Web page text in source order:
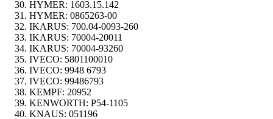
HYMER: 1603.15.142
HYMER: 0865263-00
IKARUS: 700.04-0093-260
IKARUS: 70004-20011
IKARUS: 70004-93260
IVECO: 5801100010
IVECO: 9948 6793
IVECO: 99486793
KEMPF: 20952
KENWORTH: P54-1105
KNAUS: 051196